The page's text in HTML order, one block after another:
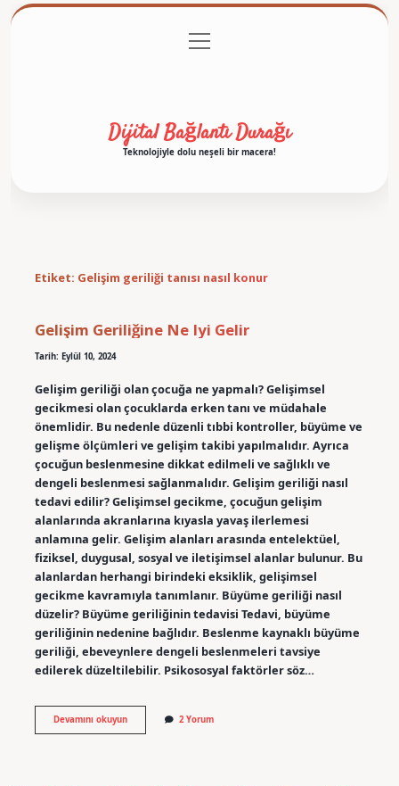
Gizlilik Politikası
menüyü
aç
Dijital Bağlantı Durağı
Teknolojiyle dolu neşeli bir macera!
Etiket: Gelişim geriliği tanısı nasıl konur
Gelişim Geriliğine Ne Iyi Gelir
Tarih: Eylül 10, 2024
Gelişim geriliği olan çocuğa ne yapmalı? Gelişimsel
gecikmesi olan çocuklarda erken tanı ve müdahale
önemlidir. Bu nedenle düzenli tıbbi kontroller, büyüme ve
gelişme ölçümleri ve gelişim takibi yapılmalıdır. Ayrıca
çocuğun beslenmesine dikkat edilmeli ve sağlıklı ve
dengeli beslenmesi sağlanmalıdır. Gelişim geriliği nasıl
tedavi edilir? Gelişimsel gecikme, çocuğun gelişim
alanlarında akranlarına kıyasla yavaş ilerlemesi
anlamına gelir. Gelişim alanları arasında entelektüel,
fiziksel, duygusal, sosyal ve iletişimsel alanlar bulunur. Bu
alanlardan herhangi birindeki eksiklik, gelişimsel
gecikme kavramıyla tanımlanır. Büyüme geriliği nasıl
düzelir? Büyüme geriliğinin tedavisi Tedavi, büyüme
geriliğinin nedenine bağlıdır. Beslenme kaynaklı büyüme
geriliği, ebeveynlere dengeli beslenmeleri tavsiye
edilerek düzeltilebilir. Psikososyal faktörler söz…
Devamını okuyunGelişim
Geriliğine
2 Yorum